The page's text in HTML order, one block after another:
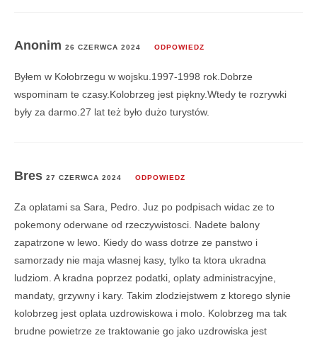
Anonim 26 CZERWCA 2024 ODPOWIEDZ
Byłem w Kołobrzegu w wojsku.1997-1998 rok.Dobrze
wspominam te czasy.Kolobrzeg jest piękny.Wtedy te rozrywki
były za darmo.27 lat też było dużo turystów.
Bres 27 CZERWCA 2024 ODPOWIEDZ
Za oplatami sa Sara, Pedro. Juz po podpisach widac ze to
pokemony oderwane od rzeczywistosci. Nadete balony
zapatrzone w lewo. Kiedy do wass dotrze ze panstwo i
samorzady nie maja wlasnej kasy, tylko ta ktora ukradna
ludziom. A kradna poprzez podatki, oplaty administracyjne,
mandaty, grzywny i kary. Takim zlodziejstwem z ktorego slynie
kolobrzeg jest oplata uzdrowiskowa i molo. Kolobrzeg ma tak
brudne powietrze ze traktowanie go jako uzdrowiska jest